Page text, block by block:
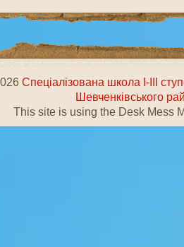
Спеціалізована школа І-ІІІ
Шевченківського
This site is using the Desk Mess